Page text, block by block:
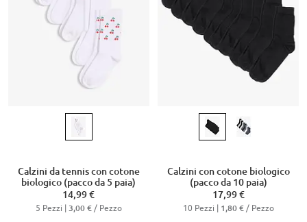
Calzini da tennis con cotone
biologico (pacco da 5 paia)
14,99 €
5 Pezzi | 3,00 €/ Pezzo
Calzini con cotone biologico
(pacco da 10 paia)
17,99 €
10 Pezzi | 1,80 €/ Pezzo